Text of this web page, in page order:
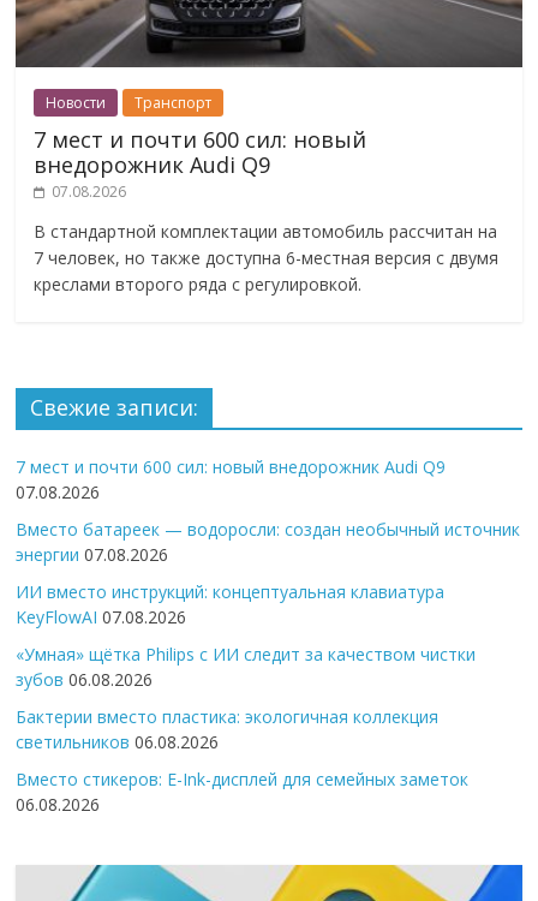
Новости Транспорт
7 мест и почти 600 сил: новый
внедорожник Audi Q9
07.08.2026
В стандартной комплектации автомобиль рассчитан на
7 человек, но также доступна 6-местная версия с двумя
креслами второго ряда с регулировкой.
Свежие записи:
7 мест и почти 600 сил: новый внедорожник Audi Q9
07.08.2026
Вместо батареек — водоросли: создан необычный источник
энергии 07.08.2026
ИИ вместо инструкций: концептуальная клавиатура
KeyFlowAI 07.08.2026
«Умная» щётка Philips с ИИ следит за качеством чистки
зубов 06.08.2026
Бактерии вместо пластика: экологичная коллекция
светильников 06.08.2026
Вместо стикеров: E-Ink-дисплей для семейных заметок
06.08.2026